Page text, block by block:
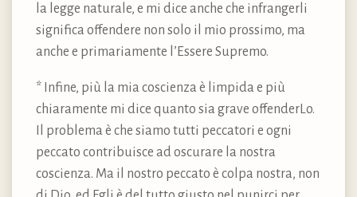
la legge naturale, e mi dice anche che infrangerli
significa offendere non solo il mio prossimo, ma
anche e primariamente l’Essere Supremo.
* Infine, più la mia coscienza è limpida e più
chiaramente mi dice quanto sia grave offenderLo.
Il problema è che siamo tutti peccatori e ogni
peccato contribuisce ad oscurare la nostra
coscienza. Ma il nostro peccato è colpa nostra, non